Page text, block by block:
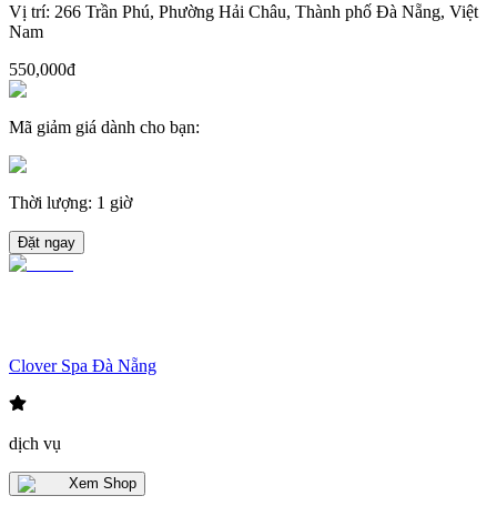
Vị trí: 266 Trần Phú, Phường Hải Châu, Thành phố Đà Nẵng, Việt
Nam
550,000đ
Mã giảm giá dành cho bạn:
Thời lượng: 1 giờ
Đặt ngay
Clover Spa Đà Nẵng
dịch vụ
Xem Shop